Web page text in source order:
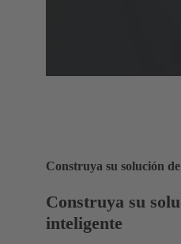
Construya su solución
Construya su
inteligente